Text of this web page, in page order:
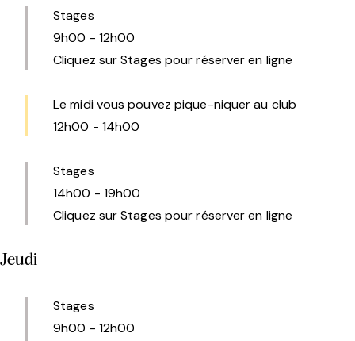
Stages
9h00 - 12h00
Cliquez sur Stages pour réserver en ligne
Le midi vous pouvez pique-niquer au club
12h00 - 14h00
Stages
14h00 - 19h00
Cliquez sur Stages pour réserver en ligne
Jeudi
Stages
9h00 - 12h00